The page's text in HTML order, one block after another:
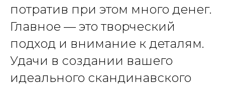
потратив при этом много денег.
Главное — это творческий
подход и внимание к деталям.
Удачи в создании вашего
идеального скандинавского